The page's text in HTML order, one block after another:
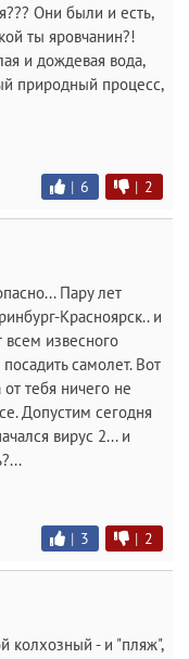
Они были и есть,
ты яровчанин?!
и дождевая вода,
природный процесс,
| 6 | 2
Пару лет
Красноярск.. и
извесного
самолет. Вот
тебя ничего не
Допустим сегодня
вирус 2... и
| 3 | 2
колхозный - и "пляж",